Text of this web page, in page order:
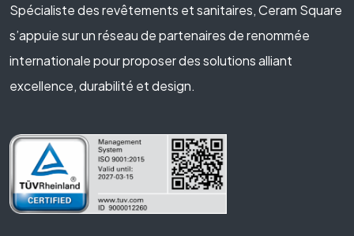
Spécialiste des revêtements et sanitaires, Ceram Square
s’appuie sur un réseau de partenaires de renommée
internationale pour proposer des solutions alliant
excellence, durabilité et design.